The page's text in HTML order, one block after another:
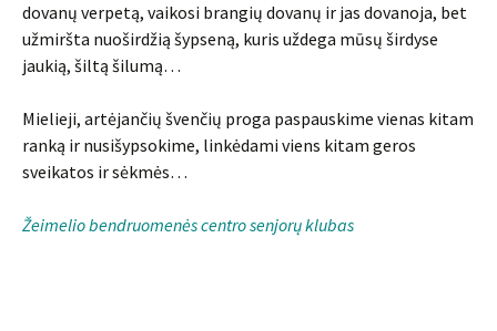
dovanų verpetą, vaikosi brangių dovanų ir jas dovanoja, bet
užmiršta nuoširdžią šypseną, kuris uždega mūsų širdyse
jaukią, šiltą šilumą…
Mielieji, artėjančių švenčių proga paspauskime vienas kitam
ranką ir nusišypsokime, linkėdami viens kitam geros
sveikatos ir sėkmės…
Žeimelio bendruomenės centro senjorų klubas